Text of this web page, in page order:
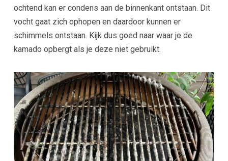
ochtend kan er condens aan de binnenkant ontstaan. Dit
vocht gaat zich ophopen en daardoor kunnen er
schimmels ontstaan. Kijk dus goed naar waar je de
kamado opbergt als je deze niet gebruikt.